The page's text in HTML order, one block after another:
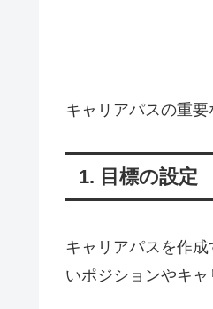
キャリアパスの重
1. 目標の設定
キャリアパスを作
いポジションやキャ